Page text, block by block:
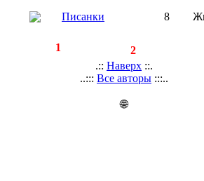
Писанки 8
1
2
.:: Наверх ::.
..::: Все авторы :::..
🌐